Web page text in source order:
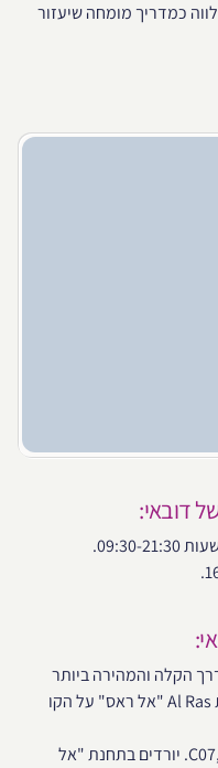
כמדריך מומחה שיעזור
דובאי:
21:30.
הקלה והמהירה ביותר
להתנייד בדובאי, תגיעו לתחנת Al Ras "אל ראס" על הקו
: מס C07, C09, C28, E16. יורדים בתחנת "אל